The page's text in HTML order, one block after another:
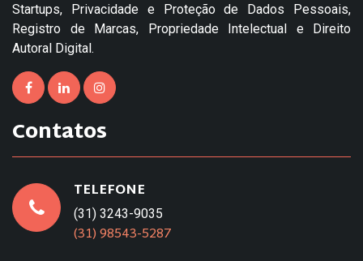
Startups, Privacidade e Proteção de Dados Pessoais,
Registro de Marcas, Propriedade Intelectual e Direito
Autoral Digital.
Contatos
TELEFONE
(31) 3243-9035
(31) 98543-5287